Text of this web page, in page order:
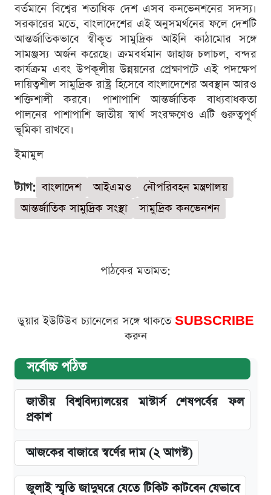
বর্তমানে বিশ্বের শতাধিক দেশ এসব কনভেনশনের সদস্য।
সরকারের মতে, বাংলাদেশের এই অনুসমর্থনের ফলে দেশটি
আন্তর্জাতিকভাবে স্বীকৃত সামুদ্রিক আইনি কাঠামোর সঙ্গে
সামঞ্জস্য অর্জন করেছে। ক্রমবর্ধমান জাহাজ চলাচল, বন্দর
কার্যক্রম এবং উপকূলীয় উন্নয়নের প্রেক্ষাপটে এই পদক্ষেপ
দায়িত্বশীল সামুদ্রিক রাষ্ট্র হিসেবে বাংলাদেশের অবস্থান আরও
শক্তিশালী করবে। পাশাপাশি আন্তর্জাতিক বাধ্যবাধকতা
পালনের পাশাপাশি জাতীয় স্বার্থ সংরক্ষণেও এটি গুরুত্বপূর্ণ
ভূমিকা রাখবে।
ইমামুল
ট্যাগ: বাংলাদেশ আইএমও
নৌপরিবহন মন্ত্রণালয়
আন্তর্জাতিক সামুদ্রিক সংস্থা
সামুদ্রিক কনভেনশন
পাঠকের মতামত:
ডুয়ার ইউটিউব চ্যানেলের সঙ্গে থাকতে SUBSCRIBE
করুন
সর্বোচ্চ পঠিত
জাতীয় বিশ্ববিদ্যালয়ের মাস্টার্স শেষপর্বের ফল
প্রকাশ
আজকের বাজারে স্বর্ণের দাম (২ আগস্ট)
জুলাই স্মৃতি জাদুঘরে যেতে টিকিট কাটবেন যেভাবে